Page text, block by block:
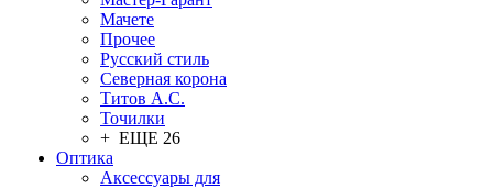
Мачете
Прочее
Русский стиль
Северная корона
Титов А.С.
Точилки
+ ЕЩЕ 26
Оптика
Аксессуары для